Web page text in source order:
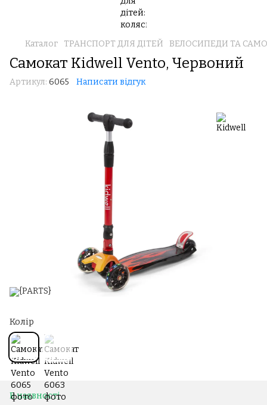
Каталог ТРАНСПОРТ ДЛЯ ДІТЕЙ ВЕЛОСИПЕДИ ТА
Самокат Kidwell Vento, Червоний
Артикул: 6065 Написати відгук
Колір
В наявності